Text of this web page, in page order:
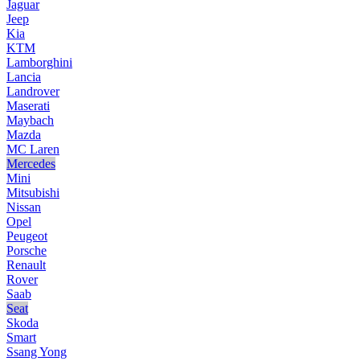
Jaguar
Jeep
Kia
KTM
Lamborghini
Lancia
Landrover
Maserati
Maybach
Mazda
MC Laren
Mercedes
Mini
Mitsubishi
Nissan
Opel
Peugeot
Porsche
Renault
Rover
Saab
Seat
Skoda
Smart
Ssang Yong